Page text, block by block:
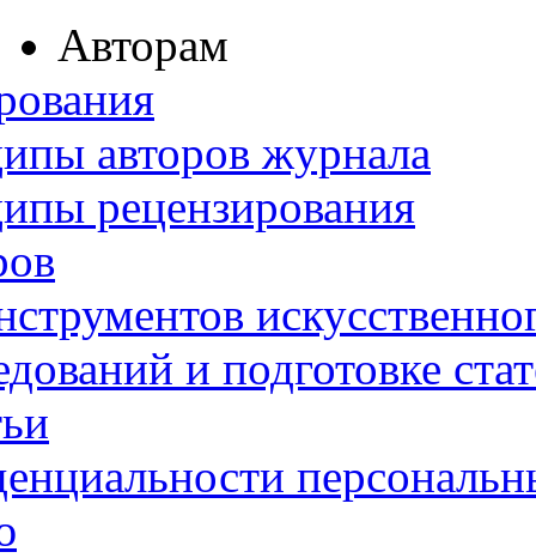
Авторам
авторов журнала
рецензирования
и подготовке